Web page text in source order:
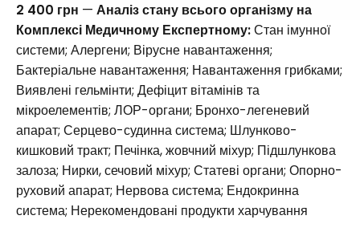
2 400 грн — Аналіз стану всього організму на
Комплексі Медичному Експертному:Стан імунної
системи; Алергени; Вірусне навантаження;
Бактеріальне навантаження; Навантаження грибками;
Виявлені гельмінти; Дефіцит вітамінів та
мікроелементів; ЛОР-органи; Бронхо-легеневий
апарат; Серцево-судинна система; Шлунково-
кишковий тракт; Печінка, жовчний міхур; Підшлункова
залоза; Нирки, сечовий міхур; Статеві органи; Опорно-
руховий апарат; Нервова система; Ендокринна
система; Нерекомендовані продукти харчування